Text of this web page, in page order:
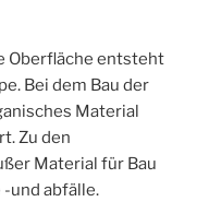
Oberfläche entsteht
Bei dem Bau der
Material
Zu den
Material für Bau
und abfälle.